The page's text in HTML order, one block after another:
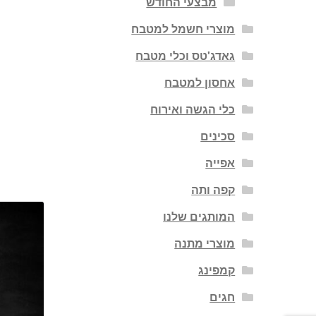
מוצרי חשמל למטבח
גאדג'טס וכלי מטבח
אחסון למטבח
כלי הגשה ואירוח
סכינים
אפייה
קפה ותה
המותגים שלנו
מוצרי מתנה
קמפינג
חגים